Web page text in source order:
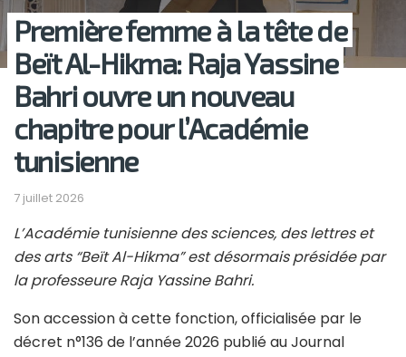
Première femme à la tête de
Beït Al-Hikma: Raja Yassine
Bahri ouvre un nouveau
chapitre pour l’Académie
tunisienne
7 juillet 2026
L’Académie tunisienne des sciences, des lettres et
des arts “Beït Al-Hikma” est désormais présidée par
la professeure Raja Yassine Bahri.
Son accession à cette fonction, officialisée par le
décret n°136 de l’année 2026 publié au Journal